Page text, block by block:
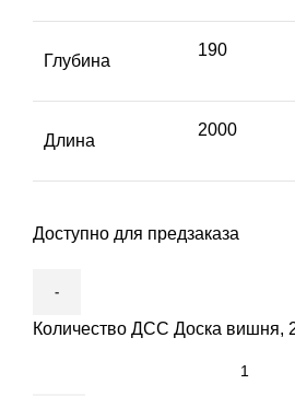
Глубина
190
Длина
2000
Доступно для предзаказа
Количество ДСС Доска вишня,